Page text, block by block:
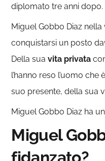
diplomato tre anni dopo.
Miguel Gobbo Diaz
conquistarsi un posto
Della suavita privata
l’hanno reso l’uomo
suo presente, della sua
Miguel Gobbo Diaz ha
Miguel
fidanzato?